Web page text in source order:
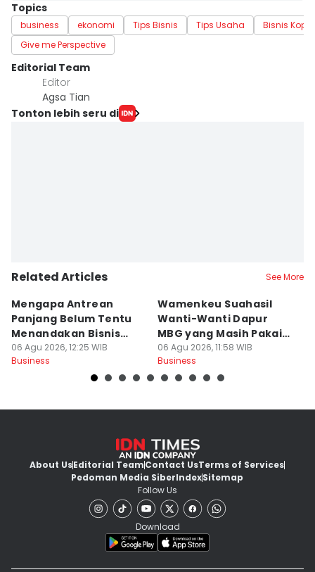
Topics
business ekonomi Tips Bisnis Tips Usaha
Bisnis Kopi
Give me Perspective
Editorial Team
Editor
Agsa Tian
Tonton lebih seru di
Related Articles See More
Mengapa Antrean
Panjang Belum Tentu
Menandakan Bisnis
Sehat?
06 Agu 2026, 12:25 WIB
Business
Wamenkeu Suahasil
Wanti-Wanti Dapur
MBG yang Masih Pakai
LPG Subsidi
06 Agu 2026, 11:58 WIB
Business
About UsEditorial TeamContact UsTerms of Services
Pedoman Media SiberIndexSitemap
Follow Us
Download